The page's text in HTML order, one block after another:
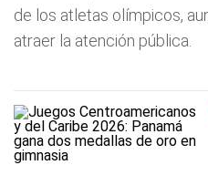
de los atletas olímpicos,
atraer la atención pública.